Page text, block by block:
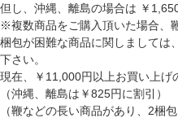
但し、沖縄、離島の場合は ￥
※複数商品をご購入頂いた場合、
梱包が困難な商品に関しましては
下さい。
現在、￥11,000円以上お買い上げ
（沖縄、離島は￥825円に割引）
（鞭などの長い商品があり、2梱